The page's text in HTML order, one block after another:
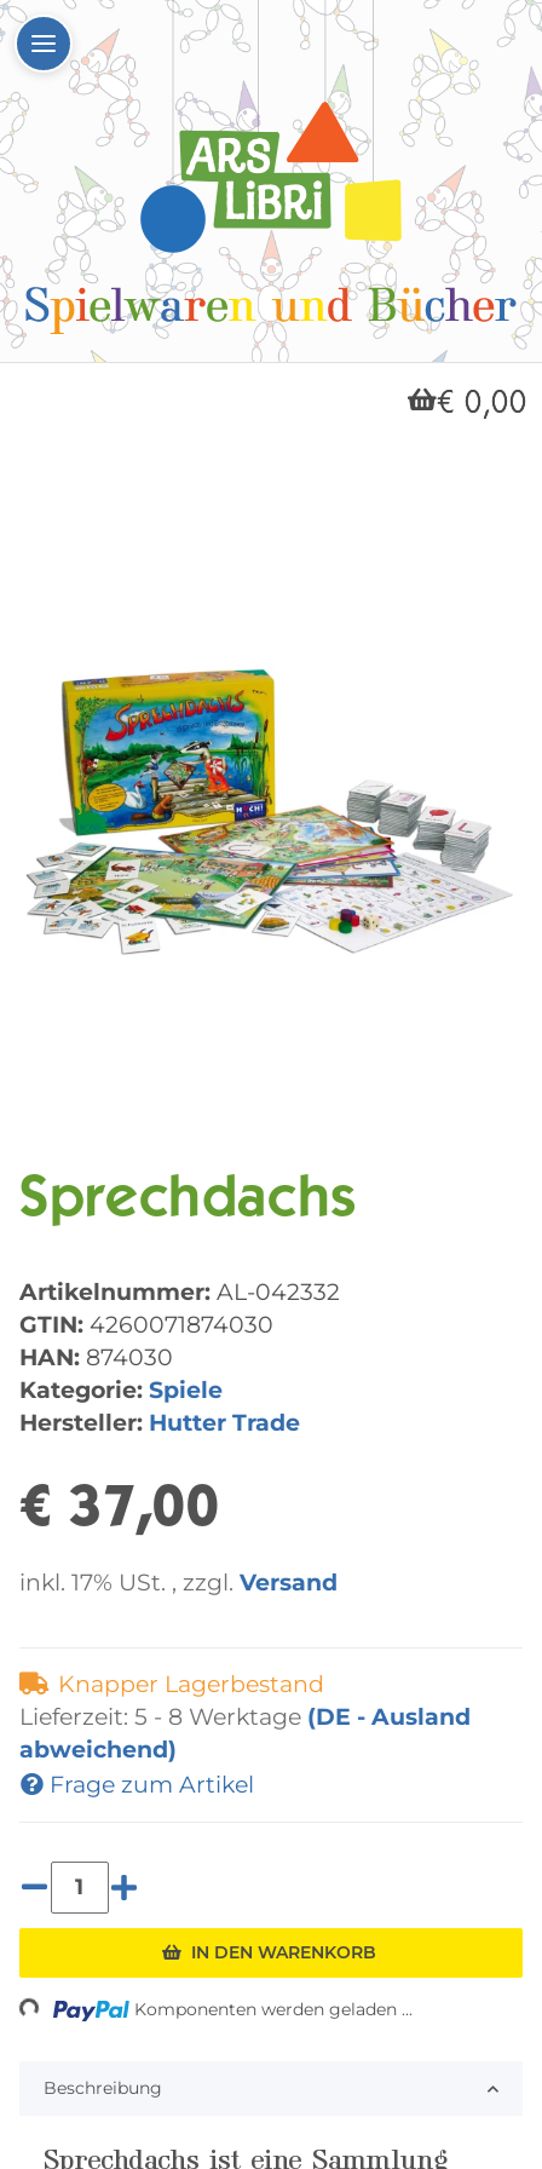
€ 0,00
Sprechdachs
Artikelnummer: AL-042332
GTIN: 4260071874030
HAN: 874030
Kategorie: Spiele
Hersteller: Hutter Trade
€ 37,00
inkl. 17% USt. , zzgl. Versand
Knapper Lagerbestand
Lieferzeit: 5 - 8 Werktage (DE - Ausland
abweichend)
Frage zum Artikel
IN DEN WARENKORB
Komponenten werden geladen ...
Beschreibung
Sprechdachs ist eine Sammlung